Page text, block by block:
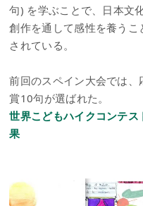
句) を学ぶことで、日本文
創作を通して感性を養う
されている。
前回のスペイン大会では
賞10句が選ばれた。
世界こどもハイクコンテ
果